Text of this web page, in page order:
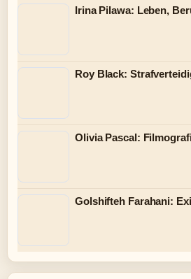
Irina Pilawa: Leben,
Roy Black:
Olivia Pascal:
Golshifteh Farahani: